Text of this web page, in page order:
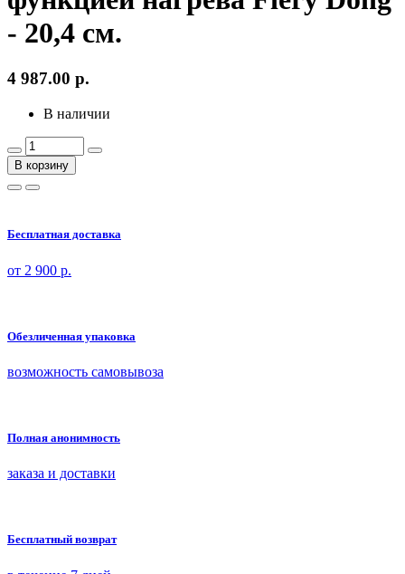
- 20,4 см.
4 987.00 р.
В наличии
В корзину
Бесплатная доставка
от 2 900 р.
Обезличенная упаковка
возможность самовывоза
Полная анонимность
заказа и доставки
Бесплатный возврат